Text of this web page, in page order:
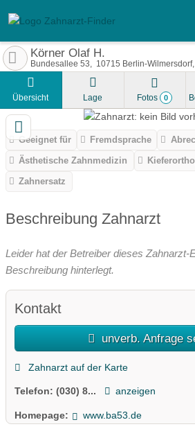
Körner Olaf H.
Bundesallee 53 10715 Berlin-Wilmersdorf
Übersicht Lage Fotos 0
Geeignet für Fremdsprache
Ästhetische Zahnmedizin
Zahnersatz
Beschreibung Zahnarzt
Leider hat der Betreiber dieses Zahnarzt-
Beschreibung hinterlegt.
Kontakt
unverb. Anfrage
Zahnarzt auf der Karte
Telefon: (030) 8... anzeigen
Homepage: www.ba53.de